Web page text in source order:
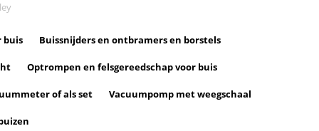
buis Buissnijders en ontbramers en borstels
Optrompen en felsgereedschap voor buis
of als set Vacuumpomp met weegschaal